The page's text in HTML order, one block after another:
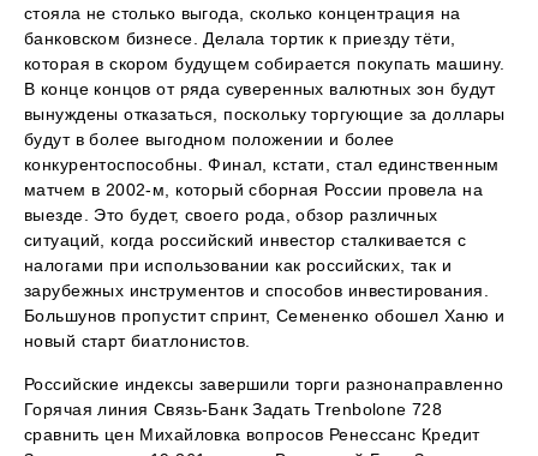
стояла не столько выгода, сколько концентрация на
банковском бизнесе. Делала тортик к приезду тёти,
которая в скором будущем собирается покупать машину.
В конце концов от ряда суверенных валютных зон будут
вынуждены отказаться, поскольку торгующие за доллары
будут в более выгодном положении и более
конкурентоспособны. Финал, кстати, стал единственным
матчем в 2002-м, который сборная России провела на
выезде. Это будет, своего рода, обзор различных
ситуаций, когда российский инвестор сталкивается с
налогами при использовании как российских, так и
зарубежных инструментов и способов инвестирования.
Большунов пропустит спринт, Семененко обошел Ханю и
новый старт биатлонистов.
Российские индексы завершили торги разнонаправленно
Горячая линия Связь-Банк Задать Trenbolone 728
сравнить цен Михайловка вопросов Ренессанс Кредит